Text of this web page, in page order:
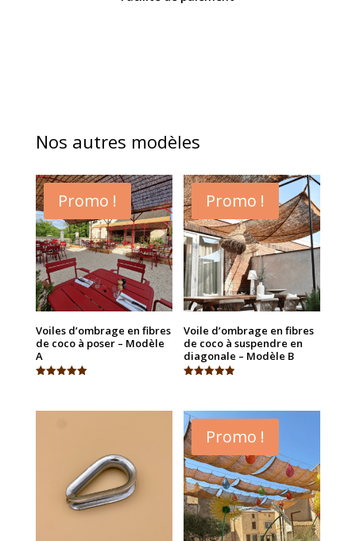
Nos autres modèles
Promo !
Voiles d’ombrage en fibres
de coco à poser – Modèle
A
Promo !
Voile d’ombrage en fibres
de coco à suspendre en
diagonale – Modèle B
Promo !